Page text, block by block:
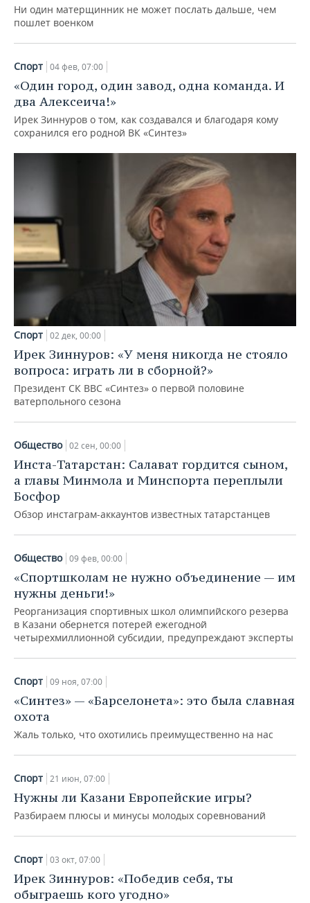
Ни один матерщинник не может послать дальше, чем
пошлет военком
Спорт 04 фев, 07:00
«Один город, один завод, одна команда. И
два Алексеича!»
Ирек Зиннуров о том, как создавался и благодаря кому
сохранился его родной ВК «Синтез»
Спорт 02 дек, 00:00
Ирек Зиннуров: «У меня никогда не стояло
вопроса: играть ли в сборной?»
Президент СК ВВС «Синтез» о первой половине
ватерпольного сезона
Общество 02 сен, 00:00
Инста-Татарстан: Салават гордится сыном,
а главы Минмола и Минспорта переплыли
Босфор
Обзор инстаграм-аккаунтов известных татарстанцев
Общество 09 фев, 00:00
«Спортшколам не нужно объединение — им
нужны деньги!»
Реорганизация спортивных школ олимпийского резерва
в Казани обернется потерей ежегодной
четырехмиллионной субсидии, предупреждают эксперты
Спорт 09 ноя, 07:00
«Синтез» — «Барселонета»: это была славная
охота
Жаль только, что охотились преимущественно на нас
Спорт 21 июн, 07:00
Нужны ли Казани Европейские игры?
Разбираем плюсы и минусы молодых соревнований
Спорт 03 окт, 07:00
Ирек Зиннуров: «Победив себя, ты
обыграешь кого угодно»